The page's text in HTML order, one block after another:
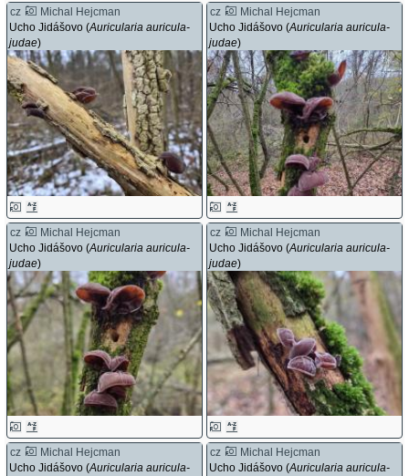
cz
Michal Hejcman
Ucho Jidášovo (Auricularia auricula-
judae)
cz
Michal Hejcman
Ucho Jidášovo (Auricularia auricula-
judae)
cz
Michal Hejcman
Ucho Jidášovo (Auricularia auricula-
judae)
cz
Michal Hejcman
Ucho Jidášovo (Auricularia auricula-
judae)
cz
Michal Hejcman
Ucho Jidášovo (Auricularia auricula-
cz
Michal Hejcman
Ucho Jidášovo (Auricularia auricula-